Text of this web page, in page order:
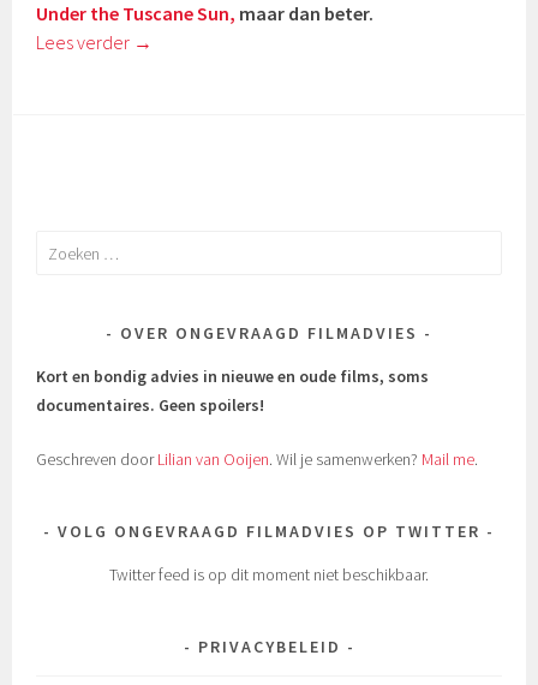
Under the Tuscane Sun, maar dan beter.
Lees verder →
Zoeken
OVER ONGEVRAAGD FILMADVIES
Kort en bondig advies in nieuwe en oude films, soms
documentaires. Geen spoilers!
Geschreven doorLilian van Ooijen. Wil je samenwerken? Mail me.
VOLG ONGEVRAAGD FILMADVIES OP TWITTER
Twitter feed is op dit moment niet beschikbaar.
PRIVACYBELEID